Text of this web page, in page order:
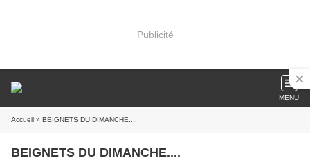
Publicité
MENU
Accueil » BEIGNETS DU DIMANCHE....
BEIGNETS DU DIMANCHE....